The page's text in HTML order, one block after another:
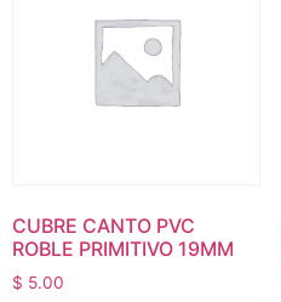
CUBRE CANTO PVC
ROBLE PRIMITIVO 19MM
$ 5.00